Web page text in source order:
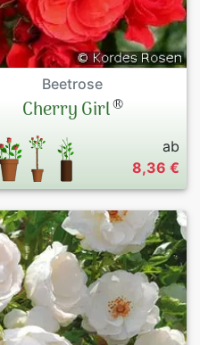
Beetrose
Cherry Girl®
ab
8,36 €